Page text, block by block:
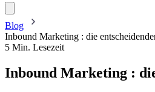
Blog
Inbound Marketing : die
5 Min. Lesezeit
Inbound Marketing :